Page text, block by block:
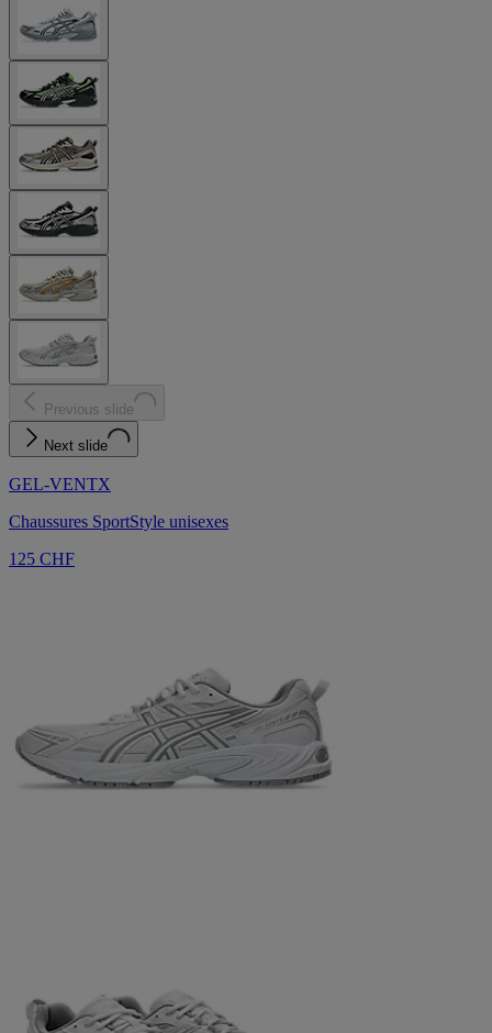
Previous slide
Next slide
GEL-VENTX
Chaussures SportStyle unisexes
125 CHF